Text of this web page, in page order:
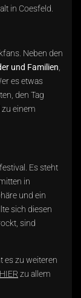
in Coesfeld.
Neben den
und Familien
es etwas
den Tag
einem
Es steht
in
und ein
sich diesen
sind
es zu weiteren
HIER zu allem